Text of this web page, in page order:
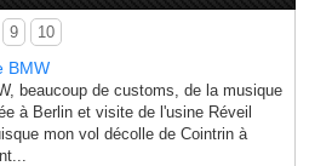
9 10
BMW
beaucoup de customs, de la musique
à Berlin et visite de l'usine Réveil
mon vol décolle de Cointrin à